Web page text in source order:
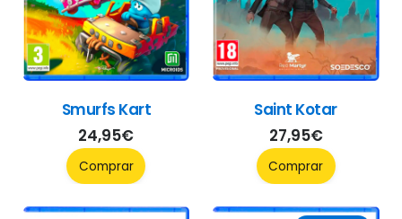
Smurfs Kart
24,95€
Comprar
Saint Kotar
27,95€
Comprar